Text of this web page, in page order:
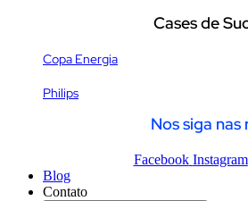
Cases de
Copa Energia
Philips
Nos siga nas
Facebook Instagram
Blog
Contato